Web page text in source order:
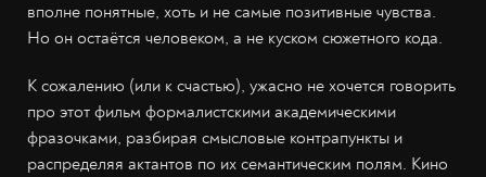
вполне понятные, хоть и не самые позитивные чувства.
Но он остаётся человеком, а не куском сюжетного кода.
К сожалению (или к счастью), ужасно не хочется говорить
про этот фильм формалистскими академическими
фразочками, разбирая смысловые контрапункты и
распределяя актантов по их семантическим полям. Кино